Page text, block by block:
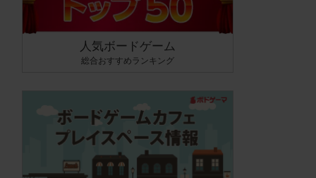
人気ボードゲーム
総合おすすめランキング